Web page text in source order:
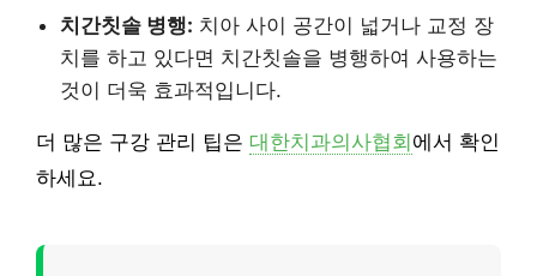
치간칫솔 병행: 치아 사이 공간이 넓거나 교정 장
치를 하고 있다면 치간칫솔을 병행하여 사용하는
것이 더욱 효과적입니다.
더 많은 구강 관리 팁은 대한치과의사협회 에서 확인
하세요.